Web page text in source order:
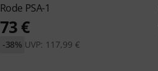
Rode PSA-1
73 €
UVP: 117,99 €
-38%